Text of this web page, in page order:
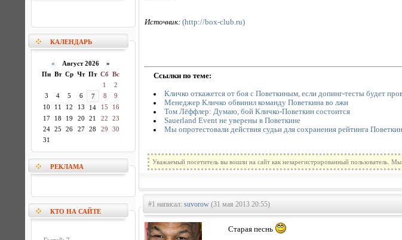
КАЛЕНДАРЬ
« Август 2026 »
Пн Вт Ср Чт Пт Сб Вс
1
2
3
4 5 6 7 8
9
10
11 12 13 14 15
16
17
18 19 20 21 22
23
24
25 26 27 28 29
30
31
РЕКЛАМА
КТО НА САЙТЕ
Источник: (http://box-club.ru)
Ссылки по теме:
Кличко откажется от боя с Поветкиным, если допинг-тесты будет
Менеджер Кличко обвинил команду Поветкина во лжи
Том Лёффлер: Думаю, бой Кличко-Поветкин состоится
Sauerland Event не уверены в Поветкине
Мы опротестовали действия судьи для сохранения рейтинга
Уважаемый посетитель вы вошли на сайт как незарегистрированный пользователь.
#1 написал: suvorow (31 мая 2013 20:55)
Старая песнь